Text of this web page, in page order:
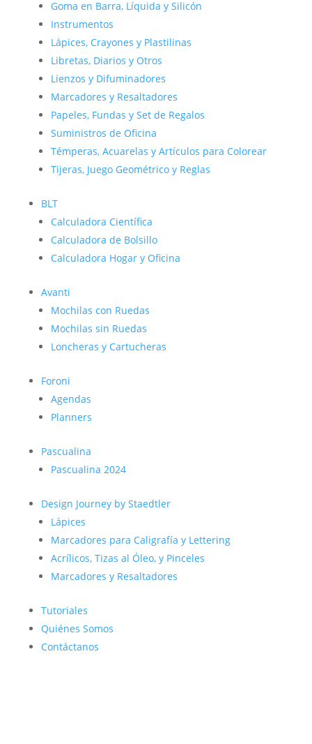
Goma en Barra, Líquida y Silicón
Instrumentos
Lápices, Crayones y Plastilinas
Libretas, Diarios y Otros
Lienzos y Difuminadores
Marcadores y Resaltadores
Papeles, Fundas y Set de Regalos
Suministros de Oficina
Témperas, Acuarelas y Artículos para Colorear
Tijeras, Juego Geométrico y Reglas
BLT
Calculadora Científica
Calculadora de Bolsillo
Calculadora Hogar y Oficina
Avanti
Mochilas con Ruedas
Mochilas sin Ruedas
Loncheras y Cartucheras
Foroni
Agendas
Planners
Pascualina
Pascualina 2024
Design Journey by Staedtler
Lápices
Marcadores para Caligrafía y Lettering
Acrílicos, Tizas al Óleo, y Pinceles
Marcadores y Resaltadores
Tutoriales
Quiénes Somos
Contáctanos